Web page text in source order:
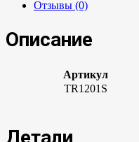
Отзывы (0)
Описание
Артикул
TR1201S
Детали